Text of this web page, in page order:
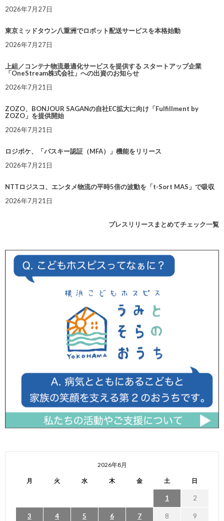
2026年7月27日
東京ミッドタウン八重洲でロボット配送サービスを本格始動
2026年7月27日
上組／コンテナ物流最適化サービスを提供する スタートアップ企業
「OneStream株式会社」への出資のお知らせ
2026年7月21日
ZOZO、BONJOUR SAGANの自社EC拡大に向け「Fulfillment by
ZOZO」を提供開始
2026年7月21日
ロジポケ、「パスキー認証（MFA）」機能をリリース
2026年7月21日
NTTロジスコ、エンタメ物流の平時5倍の波動を「t-Sort MAS」で吸収
2026年7月21日
プレスリリースまとめてチェック一覧
2026年8月
月 火 水 木 金 土 日
1 2
3 4 5 6 7 8 9